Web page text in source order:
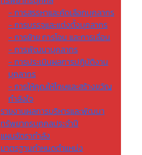
- การสรรหาและคัดเลือกบุคลากร
- การบรรจุและแต่งตั้งบุคลากร
- การย้าย การโอน และการเลื่อน
- การพัฒนาบุคลากร
- การประเมินผลการปฏิบัติงาน
บุคลากร
- การให้คุณให้โทษและสร้างขวัญ
กำลังใจ
รายงานผลการบริหารและพัฒนา
ทรัพยากรบุคคลประจำปี
แผนอัตรากำลัง
มาตรฐานกำหนดตำแหน่ง